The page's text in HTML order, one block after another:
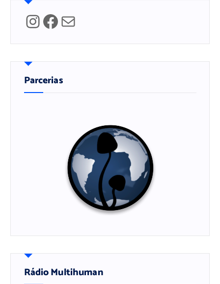
InstagramFacebook Mail
Parcerias
Rádio Multihuman